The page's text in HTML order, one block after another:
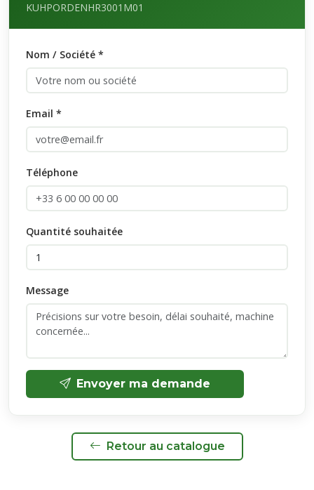
KUHPORDENHR3001M01
Nom / Société *
Email *
Téléphone
Quantité souhaitée
Message
Envoyer ma demande
Retour au catalogue